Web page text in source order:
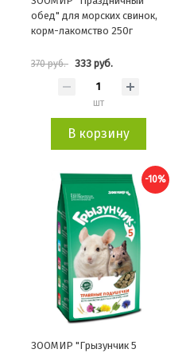
обед" для морских свинок,
корм-лакомство 250г
370 руб. 333 руб.
шт
В корзину
-10%
ЗООМИР "Грызунчик 5